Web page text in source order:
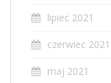
lipiec 2021
czerwiec 2021
maj 2021